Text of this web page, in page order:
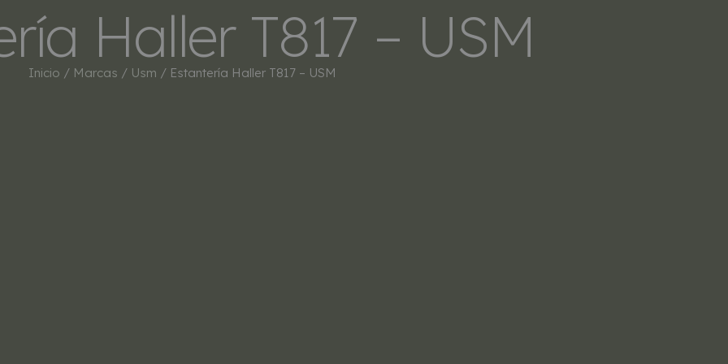
MARCAS BESTSELLERS SOBRE NOSOTROS
Haller T817 – USM
Inicio / Marcas / Usm / Estantería Haller T817 – USM